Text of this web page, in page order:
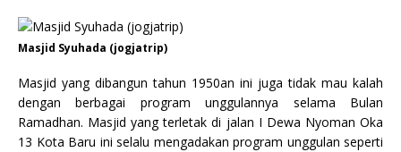
Masjid Syuhada (jogjatrip)
Masjid yang dibangun tahun 1950an ini juga tidak mau kalah
dengan berbagai program unggulannya selama Bulan
Ramadhan. Masjid yang terletak di jalan I Dewa Nyoman Oka
13 Kota Baru ini selalu mengadakan program unggulan seperti